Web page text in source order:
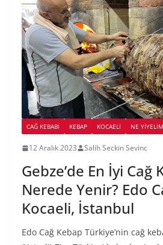
CAĞ KEBABI KEBAP KOCAELI NE YİYELİM
12 Aralık 2023 Salih Seckin Sevinc
Gebze’de En İyi Cağ
Nerede Yenir? Edo
Kocaeli, İstanbul
Edo Cağ Kebap Türkiye’nin cağ